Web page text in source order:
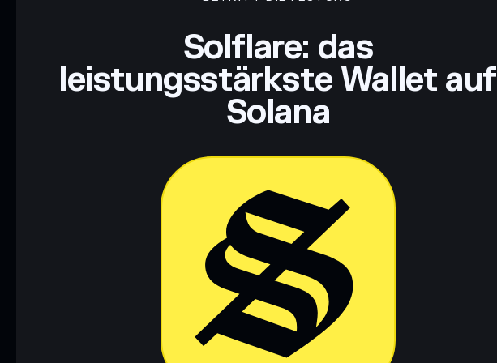
Solflare: das
leistungsstärkste Wallet auf
Solana